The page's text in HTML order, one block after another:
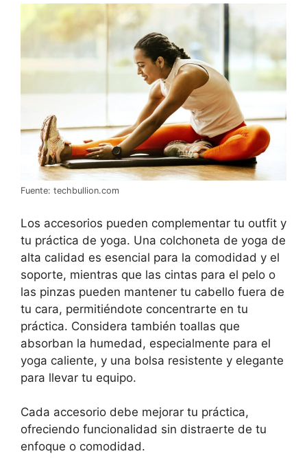
Fuente: techbullion.com
Los accesorios pueden complementar tu outfit y
tu práctica de yoga. Una colchoneta de yoga de
alta calidad es esencial para la comodidad y el
soporte, mientras que las cintas para el pelo o
las pinzas pueden mantener tu cabello fuera de
tu cara, permitiéndote concentrarte en tu
práctica. Considera también toallas que
absorban la humedad, especialmente para el
yoga caliente, y una bolsa resistente y elegante
para llevar tu equipo.
Cada accesorio debe mejorar tu práctica,
ofreciendo funcionalidad sin distraerte de tu
enfoque o comodidad.